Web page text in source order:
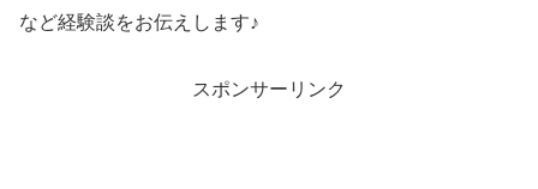
など経験談をお伝えします♪
スポンサーリンク